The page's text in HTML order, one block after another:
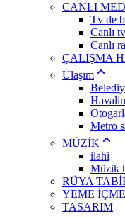
CANLI
Tv de
Canlı
Canlı
ÇALIŞMA
Ulaşım
Metro
MÜZİK
ilahi
Müzik
RÜYA
YEME
TASARIM